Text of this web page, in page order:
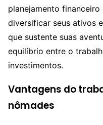
planejamento
diversificar seus ativos
que sustente suas
equilíbrio entre o
investimentos.
Vantagens do
nômades